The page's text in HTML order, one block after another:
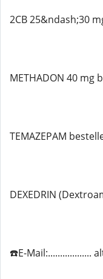
2CB 25&ndash;30
METHADON 40 mg
TEMAZEPAM
DEXEDRIN
☎️E-Mail:..................